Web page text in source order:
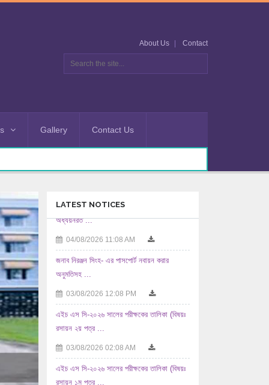
About Us Contact
Gallery Contact Us
LATEST NOTICES
জনাব নিরঞ্জন সিংহ- এর পাসপোর্ট নবায়ন করার
অনুমতিসহ ...
এইচ এস সি-২০২৬ সালের পরীক্ষকের তালিকা (বিষয়ঃ
রসায়ন ২য় পত্র ...
এইচ এস সি-২০২৬ সালের পরীক্ষকের তালিকা (বিষয়ঃ
রসায়ন ১ম পত্র ...